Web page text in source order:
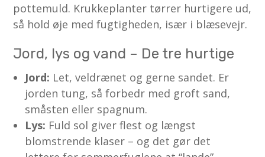
pottemuld. Krukkeplanter tørrer hurtigere ud,
så hold øje med fugtigheden, især i blæsevejr.
Jord, lys og vand – De tre hurtige
Jord: Let, veldrænet og gerne sandet. Er
jorden tung, så forbedr med groft sand,
småsten eller spagnum.
Lys: Fuld sol giver flest og længst
blomstrende klaser – og det gør det